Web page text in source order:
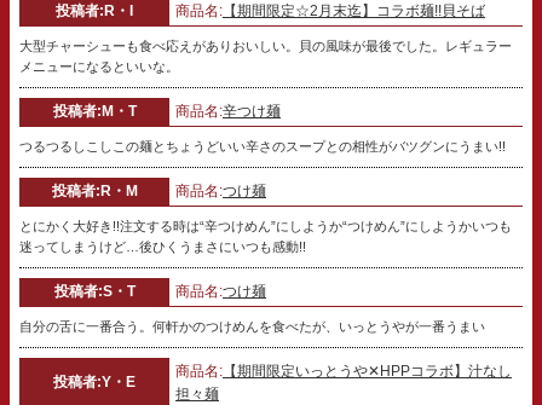
投稿者:R・I 商品名: 【期間限定☆2月末迄】コラボ麺!!貝そば
大型チャーシューも食べ応えがありおいしい。貝の風味が最後でした。レギュラー
メニューになるといいな。
投稿者:M・T 商品名:辛つけ麺
つるつるしこしこの麺とちょうどいい辛さのスープとの相性がバツグンにうまい!!
投稿者:R・M 商品名:つけ麺
とにかく大好き!!注文する時は“辛つけめん”にしようか“つけめん”にしようかいつも
迷ってしまうけど…後ひくうまさにいつも感動!!
投稿者:S・T 商品名:つけ麺
自分の舌に一番合う。何軒かのつけめんを食べたが、いっとうやが一番うまい
投稿者:Y・E
商品名: 【期間限定いっとうや✕HPPコラボ】汁なし
担々麺